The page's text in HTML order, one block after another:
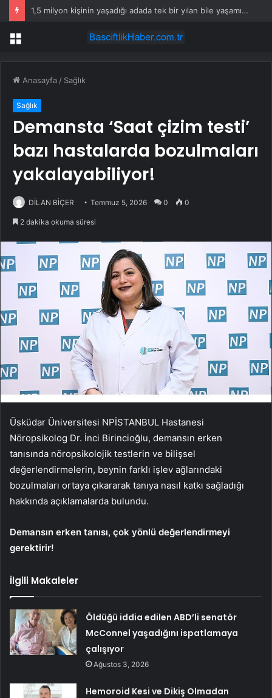
1,5 milyon kişinin yaşadığı adada tek bir yılan bile yaşamıyor
Menü
Anasayfa / Sağlık
Sağlık
Demansta ‘Saat çizim testi’
bazı hastalarda bozulmaları
yakalayabiliyor!
DİLAN BİÇER Temmuz 5, 2026 0 0
2 dakika okuma süresi
Üsküdar Üniversitesi NPİSTANBUL Hastanesi
Nöropsikolog Dr. İnci Birincioğlu, demansın erken
tanısında nöropsikolojik testlerin ve bilişsel
değerlendirmelerin, beynin farklı işlev ağlarındaki
bozulmaları ortaya çıkararak tanıya nasıl katkı sağladığı
hakkında açıklamalarda bulundu.
Demansın erken tanısı, çok yönlü değerlendirmeyi
gerektirir!
İlgili Makaleler
Öldüğü iddia edilen ABD’li senatör
McConnel yaşadığını ispatlamaya
çalışıyor
Ağustos 3, 2026
Hemoroid Kesi ve Dikiş Olmadan